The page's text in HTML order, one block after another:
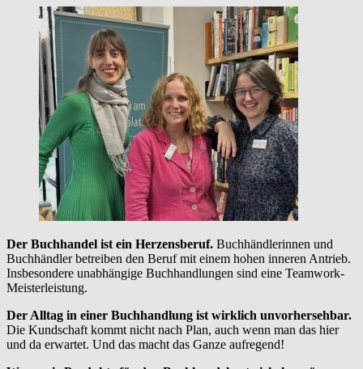
Der Buchhandel ist ein Herzensberuf. Buchhändlerinnen und
Buchhändler betreiben den Beruf mit einem hohen inneren Antrieb.
Insbesondere unabhängige Buchhandlungen sind eine Teamwork-
Meisterleistung.
Der Alltag in einer Buchhandlung ist wirklich unvorhersehbar.
Die Kundschaft kommt nicht nach Plan, auch wenn man das hier
und da erwartet. Und das macht das Ganze aufregend!